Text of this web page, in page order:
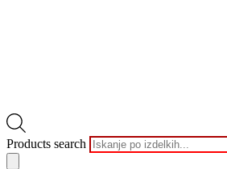
Products search